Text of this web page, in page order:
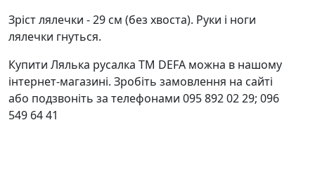
Зріст лялечки - 29 см (без хвоста). Руки і ноги
лялечки гнуться.
Купити Лялька русалка ТМ DEFA можна в нашому
інтернет-магазині. Зробіть замовлення на сайті
або подзвоніть за телефонами 095 892 02 29; 096
549 64 41